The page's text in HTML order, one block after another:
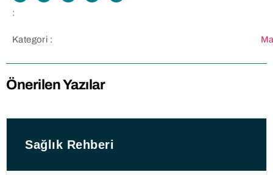
:
Kategori :
Önerilen Yazılar
Sağlık Rehberi